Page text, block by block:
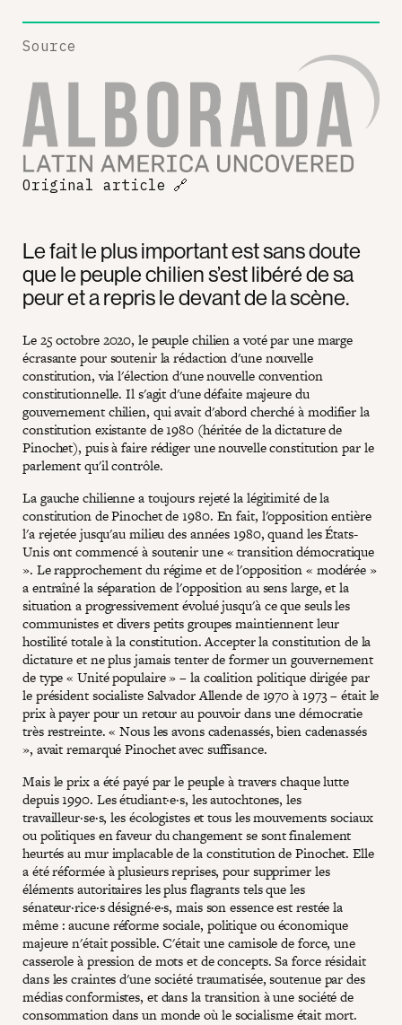
Le fait le plus important est sans doute
que le peuple chilien s’est libéré de sa
peur et a repris le devant de la scène.
Le 25 octobre 2020, le peuple chilien a voté par une marge
écrasante pour soutenir la rédaction d'une nouvelle
constitution, via l'élection d'une nouvelle convention
constitutionnelle. Il s'agit d'une défaite majeure du
gouvernement chilien, qui avait d'abord cherché à modifier la
constitution existante de 1980 (héritée de la dictature de
Pinochet), puis à faire rédiger une nouvelle constitution par le
parlement qu'il contrôle.
La gauche chilienne a toujours rejeté la légitimité de la
constitution de Pinochet de 1980. En fait, l'opposition entière
l'a rejetée jusqu'au milieu des années 1980, quand les États-
Unis ont commencé à soutenir une « transition démocratique
». Le rapprochement du régime et de l'opposition « modérée »
a entraîné la séparation de l'opposition au sens large, et la
situation a progressivement évolué jusqu'à ce que seuls les
communistes et divers petits groupes maintiennent leur
hostilité totale à la constitution. Accepter la constitution de la
dictature et ne plus jamais tenter de former un gouvernement
de type « Unité populaire » – la coalition politique dirigée par
le président socialiste Salvador Allende de 1970 à 1973 – était le
prix à payer pour un retour au pouvoir dans une démocratie
très restreinte. « Nous les avons cadenassés, bien cadenassés
», avait remarqué Pinochet avec suffisance.
Mais le prix a été payé par le peuple à travers chaque lutte
depuis 1990. Les étudiant·e·s, les autochtones, les
travailleur·se·s, les écologistes et tous les mouvements sociaux
ou politiques en faveur du changement se sont finalement
heurtés au mur implacable de la constitution de Pinochet. Elle
a été réformée à plusieurs reprises, pour supprimer les
éléments autoritaires les plus flagrants tels que les
sénateur·rice·s désigné·e·s, mais son essence est restée la
même : aucune réforme sociale, politique ou économique
majeure n'était possible. C'était une camisole de force, une
casserole à pression de mots et de concepts. Sa force résidait
dans les craintes d'une société traumatisée, soutenue par des
médias conformistes, et dans la transition à une société de
consommation dans un monde où le socialisme était mort.
Source
Original article 🔗